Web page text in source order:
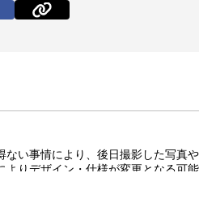
ない事情により、後日撮影した写真
りデザイン・仕様が変更となる可能